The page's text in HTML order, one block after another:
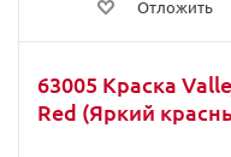
Отложить
63005 Краска
Red (Яркий